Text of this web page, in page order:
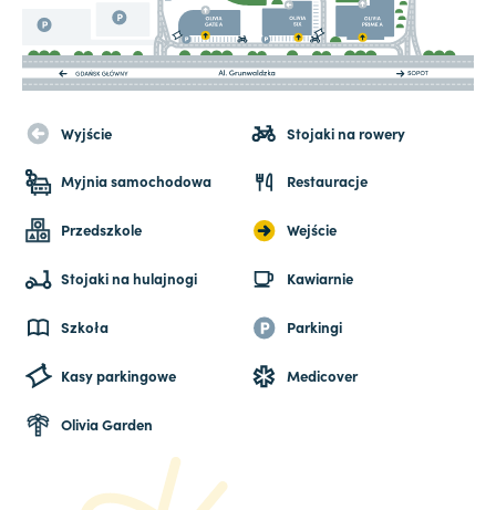
Wyjście Stojaki na rowery
Myjnia samochodowa Restauracje
Przedszkole Wejście
Stojaki na hulajnogi Kawiarnie
Szkoła Parkingi
Kasy parkingowe Medicover
Olivia Garden